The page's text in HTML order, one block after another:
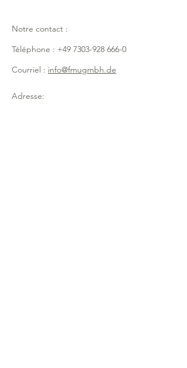
Numéro d'article : 717
Largeur 138 mm x hauteur 105 mm
Numéro d'article : 718
Notre contact :
Téléphone : +49 7303-928 666-0
Courriel : info@fmugmbh.de
Adresse: